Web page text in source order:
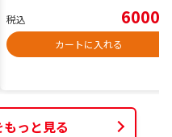
税込 6000
カートに入れる
っと見る